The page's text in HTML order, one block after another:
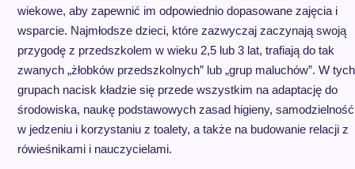
wiekowe, aby zapewnić im odpowiednio dopasowane zajęcia i
wsparcie. Najmłodsze dzieci, które zazwyczaj zaczynają swoją
przygodę z przedszkolem w wieku 2,5 lub 3 lat, trafiają do tak
zwanych „żłobków przedszkolnych” lub „grup maluchów”. W tych
grupach nacisk kładzie się przede wszystkim na adaptację do
środowiska, naukę podstawowych zasad higieny, samodzielność
w jedzeniu i korzystaniu z toalety, a także na budowanie relacji z
rówieśnikami i nauczycielami.